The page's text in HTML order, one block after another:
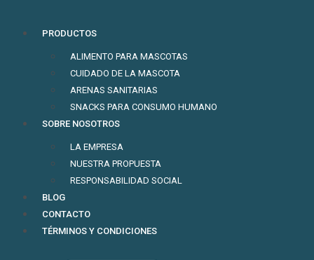
PRODUCTOS
ALIMENTO PARA MASCOTAS
CUIDADO DE LA MASCOTA
ARENAS SANITARIAS
SNACKS PARA CONSUMO HUMANO
SOBRE NOSOTROS
LA EMPRESA
NUESTRA PROPUESTA
RESPONSABILIDAD SOCIAL
BLOG
CONTACTO
TÉRMINOS Y CONDICIONES